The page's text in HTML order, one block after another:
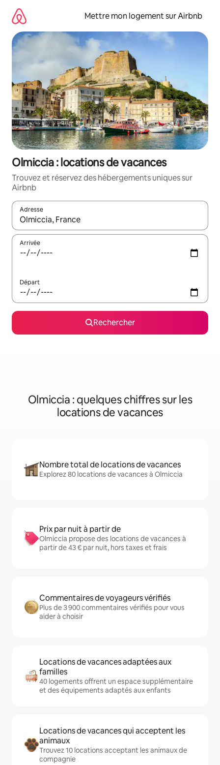
directement
contenu
Mettre mon logement sur Airbnb
Olmiccia : locations de vacances
Trouvez et réservez des hébergements uniques sur
Airbnb
Adresse
Lorsque les résultats s'affichent, utilisez les flèches vers le
Arrivée
Départ
Rechercher
Olmiccia : quelques chiffres sur les
locations de vacances
Nombre total de locations de vacances
Explorez 80 locations de vacances à Olmiccia
Prix par nuit à partir de
Olmiccia propose des locations de vacances à
partir de 43 € par nuit, hors taxes et frais
Commentaires de voyageurs vérifiés
Plus de 3 900 commentaires vérifiés pour vous
aider à choisir
Locations de vacances adaptées aux
familles
40 logements offrent un espace supplémentaire
et des équipements adaptés aux enfants
Locations de vacances qui acceptent les
animaux
Trouvez 10 locations acceptant les animaux de
compagnie